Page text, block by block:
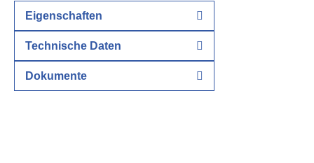
Eigenschaften
Technische Daten
Dokumente